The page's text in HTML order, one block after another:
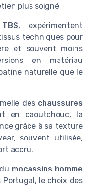
plus soigné.
TBS, expérimentent
techniques pour
et souvent moins
en matériau
naturelle que le
des chaussures
en caoutchouc, la
grâce à sa texture
souvent utilisée,
accru.
mocassins homme
le choix des